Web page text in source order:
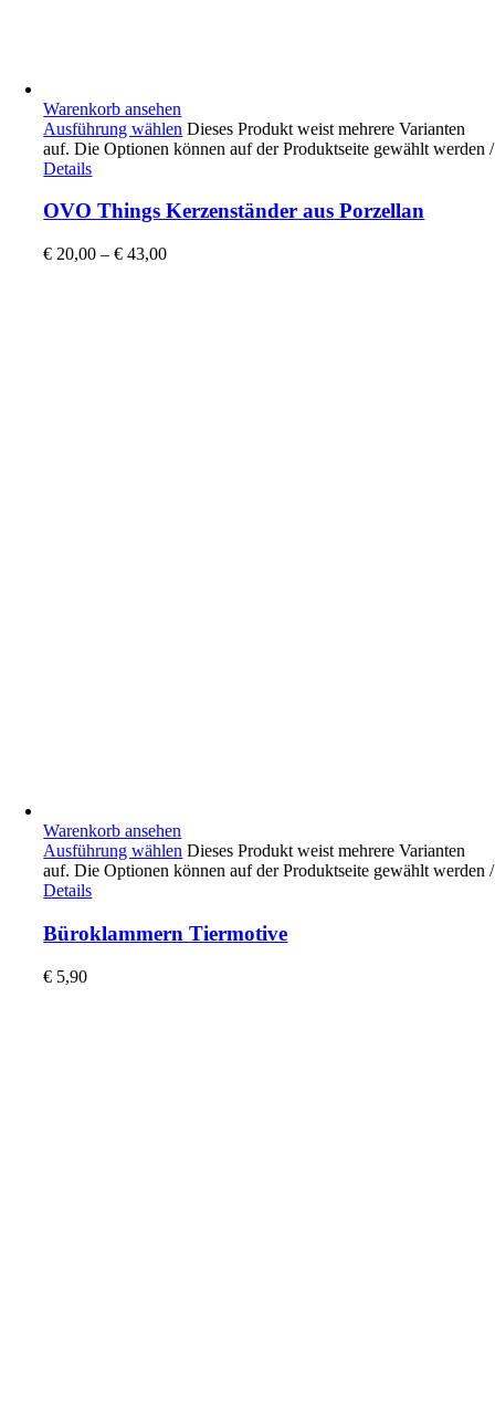
Warenkorb ansehen
Ausführung wählen Dieses Produkt weist mehrere Varianten
auf. Die Optionen können auf der Produktseite gewählt werden/
Details
OVO Things Kerzenständer aus Porzellan
€ 20,00 –€ 43,00
Warenkorb ansehen
Ausführung wählen Dieses Produkt weist mehrere Varianten
auf. Die Optionen können auf der Produktseite gewählt werden/
Details
Büroklammern Tiermotive
€ 5,90